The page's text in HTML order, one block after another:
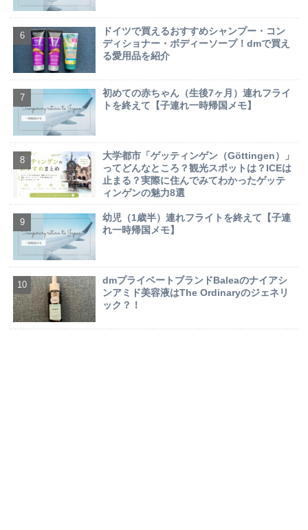
ドイツで買えるおすすめシャンプー・コン
ディショナー・ボディーソープ！dmで買え
る愛用品を紹介
初めての赤ちゃん（生後7ヶ月）連れフライ
トを終えて【子連れ一時帰国メモ】
大学都市「ゲッティンゲン（Göttingen）」
ってどんなところ？観光スポットは？ICEは
止まる？実際に住んでみてわかったゲッテ
ィンゲンの魅力8選
幼児（1歳半）連れフライトを終えて【子連
れ一時帰国メモ】
dmプライベートブランドBaleaのナイアシ
ンアミド美容液はThe Ordinaryのジェネリ
ック？！